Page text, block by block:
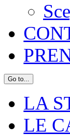
Go to...
LA
LE